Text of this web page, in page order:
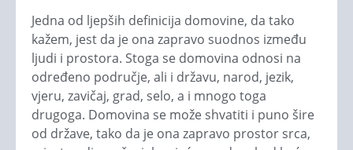
Jedna od ljepših definicija domovine, da tako
kažem, jest da je ona zapravo suodnos između
ljudi i prostora. Stoga se domovina odnosi na
određeno područje, ali i državu, narod, jezik,
vjeru, zavičaj, grad, selo, a i mnogo toga
drugoga. Domovina se može shvatiti i puno šire
od države, tako da je ona zapravo prostor srca,